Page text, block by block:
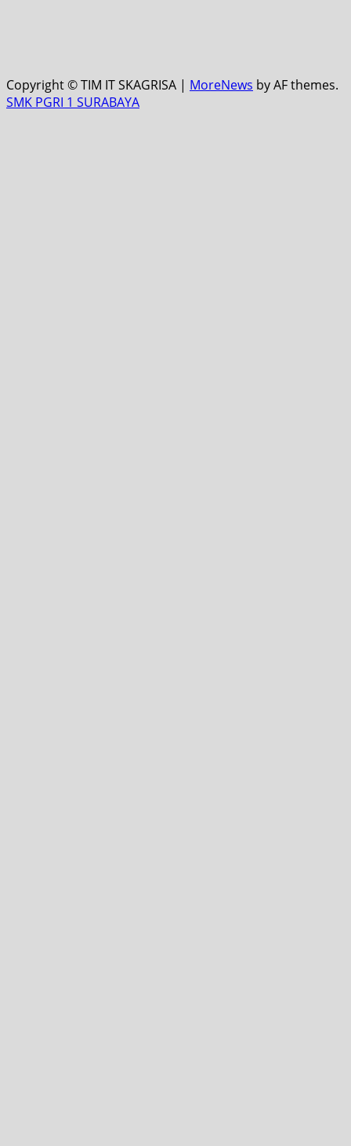
Copyright © TIM IT SKAGRISA | MoreNews by AF themes.
SMK PGRI 1 SURABAYA